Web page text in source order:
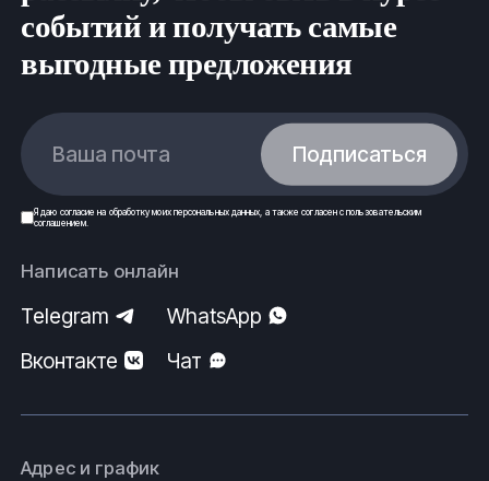
событий и получать самые
выгодные предложения
Ваша почта Подписаться
Я даю согласие на обработку моих персональных данных , а также согласен спользовательским
соглашением.
Написать онлайн
Telegram
WhatsApp
Вконтакте
Чат
Адрес и график